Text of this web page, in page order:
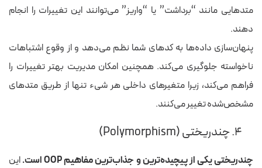
متدهایی مانند “برداشت” یا “واریز” می‌توانند این تغییرات را انجام
دهند.
پنهان‌سازی داده‌ها به کدهای شما نظم می‌دهد و از وقوع اشتباهات
ناخواسته جلوگیری می‌کند. همچنین امکان مدیریت بهتر تغییرات را
فراهم می‌کند، زیرا متغیرهای داخلی هر شیء تنها از طریق متدهای
مشخص‌شده تغییر می‌کنند.
۴. چندریختی (Polymorphism)
چندریختی یکی از پیچیده‌ترین و جذاب‌ترین مفاهیم OOP است.
این